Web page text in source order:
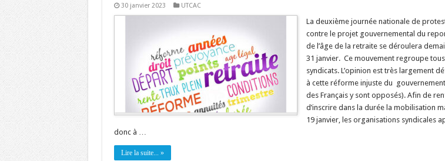
30 janvier 2023 UTCAC
La deuxième journée nationale de
contre le projet gouvernemental du
de l’âge de la retraite se déroulera
31 janvier. Ce mouvement regroupe
syndicats. L’opinion est très largement
à cette réforme injuste du
des Français y sont opposés). Afin de
d’inscrire dans la durée la mobilisation
19 janvier, les organisations syndicales
donc à …
Lire la suite... »